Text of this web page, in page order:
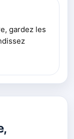
gardez les